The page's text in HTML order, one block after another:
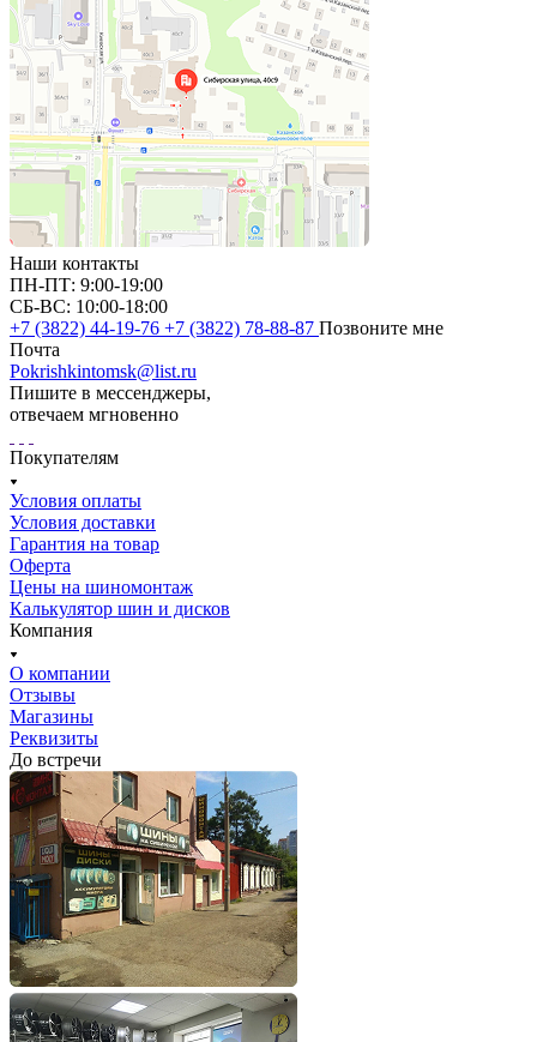
Наши контакты
ПН-ПТ: 9:00-19:00
СБ-ВС: 10:00-18:00
+7 (3822) 44-19-76 +7 (3822) 78-88-87 Позвоните мне
Почта
Pokrishkintomsk@list.ru
Пишите в мессенджеры,
отвечаем мгновенно
Покупателям
Условия оплаты
Условия доставки
Гарантия на товар
Оферта
Цены на шиномонтаж
Калькулятор шин и дисков
Компания
О компании
Отзывы
Магазины
Реквизиты
До встречи